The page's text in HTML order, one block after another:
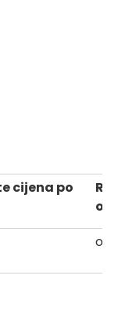
cijena po
od